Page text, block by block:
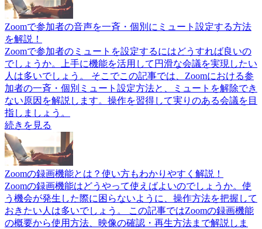
Zoomで参加者の音声を一斉・個別にミュート設定する方法
を解説！
Zoomで参加者のミュートを設定するにはどうすれば良いの
でしょうか。上手に機能を活用して円滑な会議を実現したい
人は多いでしょう。 そこでこの記事では、Zoomにおける参
加者の一斉・個別ミュート設定方法と、ミュートを解除でき
ない原因を解説します。操作を習得して実りのある会議を目
指しましょう。
続きを見る
Zoomの録画機能とは？使い方もわかりやすく解説！
Zoomの録画機能はどうやって使えばよいのでしょうか。使
う機会が発生した際に困らないように、操作方法を把握して
おきたい人は多いでしょう。 この記事ではZoomの録画機能
の概要から使用方法、映像の確認・再生方法まで解説しま